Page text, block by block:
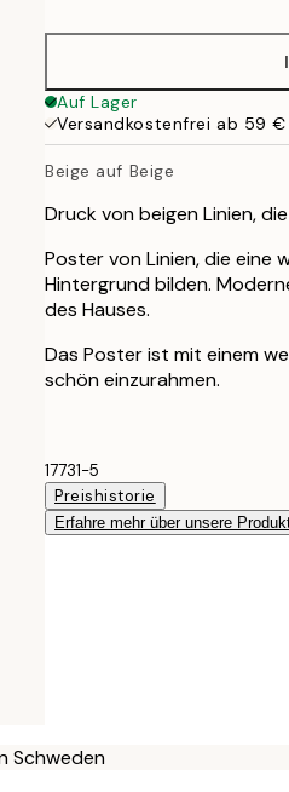
Auf Lager
Versandkostenfrei ab 59 €
Beige auf Beige
Druck von beigen Linien,
Poster von Linien, die eine
Hintergrund bilden.
des Hauses.
Das Poster ist mit einem
schön einzurahmen.
17731-5
Preishistorie
Erfahre mehr über unsere
Schweden